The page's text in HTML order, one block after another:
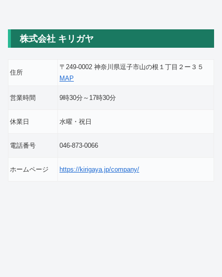
株式会社 キリガヤ
住所
〒249-0002 神奈川県逗子市山の根１丁目２ー３５
MAP
営業時間 9時30分～17時30分
休業日 水曜・祝日
電話番号 046-873-0066
ホームページ https://kirigaya.jp/company/